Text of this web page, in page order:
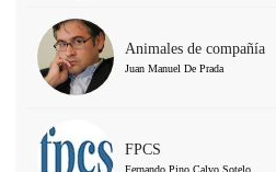
Animales de compañía
Juan Manuel De Prada
FPCS
Fernando Pino Calvo Sotelo